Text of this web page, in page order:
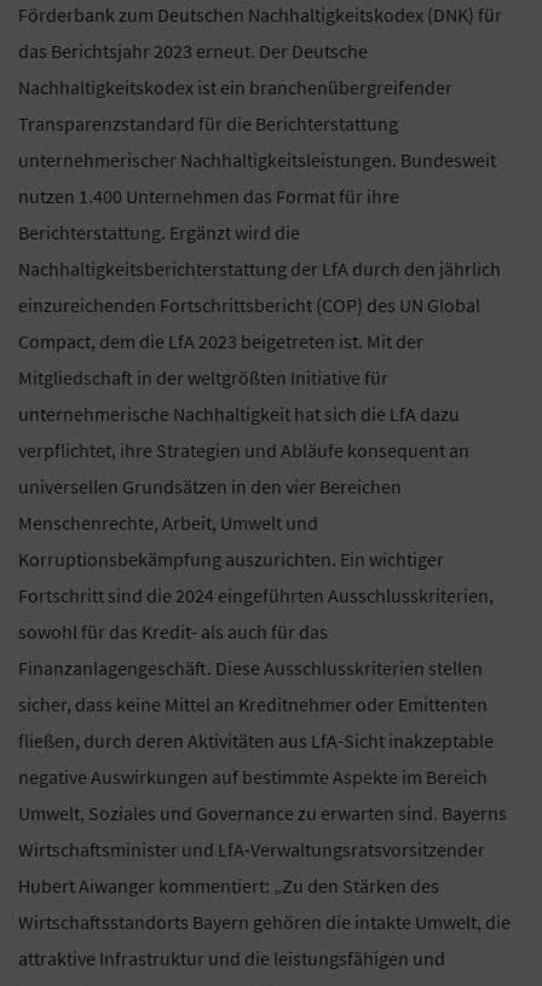
Förderbank zum Deutschen Nachhaltigkeitskodex (DNK) für
das Berichtsjahr 2023 erneut. Der Deutsche
Nachhaltigkeitskodex ist ein branchenübergreifender
Transparenzstandard für die Berichterstattung
unternehmerischer Nachhaltigkeitsleistungen. Bundesweit
nutzen 1.400 Unternehmen das Format für ihre
Berichterstattung. Ergänzt wird die
Nachhaltigkeitsberichterstattung der LfA durch den jährlich
einzureichenden Fortschrittsbericht (COP) des UN Global
Compact, dem die LfA 2023 beigetreten ist. Mit der
Mitgliedschaft in der weltgrößten Initiative für
unternehmerische Nachhaltigkeit hat sich die LfA dazu
verpflichtet, ihre Strategien und Abläufe konsequent an
universellen Grundsätzen in den vier Bereichen
Menschenrechte, Arbeit, Umwelt und
Korruptionsbekämpfung auszurichten. Ein wichtiger
Fortschritt sind die 2024 eingeführten Ausschlusskriterien,
sowohl für das Kredit- als auch für das
Finanzanlagengeschäft. Diese Ausschlusskriterien stellen
sicher, dass keine Mittel an Kreditnehmer oder Emittenten
fließen, durch deren Aktivitäten aus LfA-Sicht inakzeptable
negative Auswirkungen auf bestimmte Aspekte im Bereich
Umwelt, Soziales und Governance zu erwarten sind. Bayerns
Wirtschaftsminister und LfA-Verwaltungsratsvorsitzender
Hubert Aiwanger kommentiert: „Zu den Stärken des
Wirtschaftsstandorts Bayern gehören die intakte Umwelt, die
attraktive Infrastruktur und die leistungsfähigen und